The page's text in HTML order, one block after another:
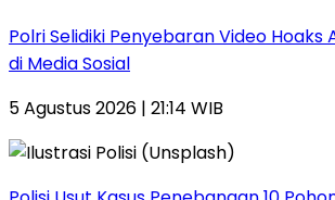
Polri Selidiki Penyebaran Video Hoaks
di Media Sosial
5 Agustus 2026 | 21:14 WIB